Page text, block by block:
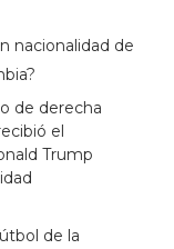
nacionalidad de
de derecha
el
Trump
de la